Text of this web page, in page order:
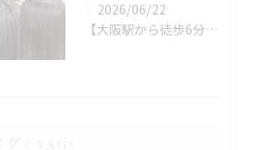
2026/06/22
【大阪駅から徒歩6分】縮毛矯正専門店の美容院で叶える梅雨のうねり対策